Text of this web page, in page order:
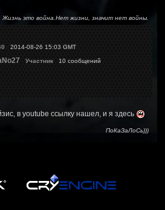
Жизнь это война.Нет жизни, значит нет войны.
2014-08-26 15:03 GMT
Участник 10 сообщений
в youtube ссылку нашел, и я здесь
ПоКаЗаЛоСь)))